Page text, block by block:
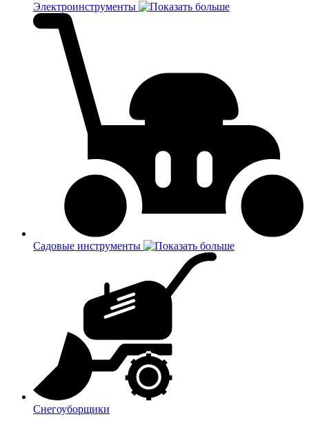
Электроинструменты
Садовые инструменты
Снегоуборщики